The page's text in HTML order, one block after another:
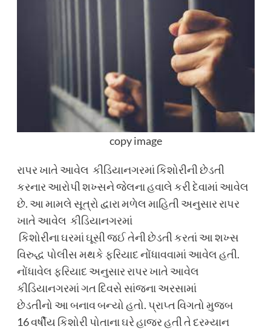
copy image
રાપર ખાતે આવેલ કીડિયાનગરમાં કિશોરીની છેડતી
કરનાર આરોપી શખ્સને જેલના હવાલે કરી દેવામાં આવેલ
છે. આ મામલે સૂત્રો દ્વારા મળેલ માહિતી અનુસાર રાપર
ખાતે આવેલ કીડિયાનગરમાં
કિશોરીના ઘરમાં ઘૂસી જઈ તેની છેડતી કરતાં આ શખ્સ
વિરુદ્ધ પોલીસ મથકે ફરિયાદ નોંધાવવામાં આવેલ હતી.
નોંધાવેલ ફરિયાદ અનુસાર રાપર ખાતે આવેલ
કીડિયાનગરમાં ગત દિવસે સાંજના અરસામાં
છેડતીનો આ બનાવ બન્યો હતો. પ્રાપ્ત વિગતો મુજબ
16 વર્ષીય કિશોરી પોતાના ઘરે હાજર હતી તે દરમ્યાન